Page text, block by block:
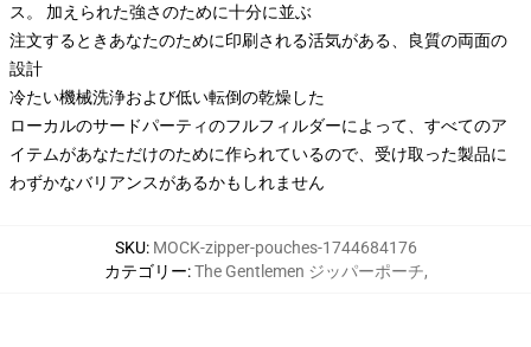
ス。 加えられた強さのために十分に並ぶ
注文するときあなたのために印刷される活気がある、良質の両面の
設計
冷たい機械洗浄および低い転倒の乾燥した
ローカルのサードパーティのフルフィルダーによって、すべてのア
イテムがあなただけのために作られているので、受け取った製品に
わずかなバリアンスがあるかもしれません
SKU: MOCK-zipper-pouches-1744684176
カテゴリー:The Gentlemen ジッパーポーチ,